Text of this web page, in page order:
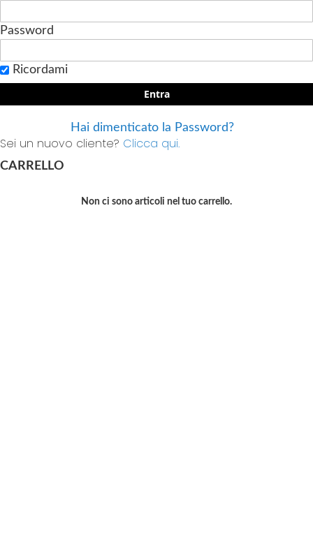
Password
Ricordami
Entra
Hai dimenticato la Password?
Sei un nuovo cliente? Clicca qui.
CARRELLO
Non ci sono articoli nel tuo carrello.